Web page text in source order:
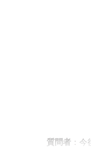
質問者：今